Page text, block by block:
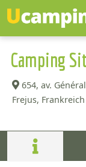
Camping
654, av.
Frejus,